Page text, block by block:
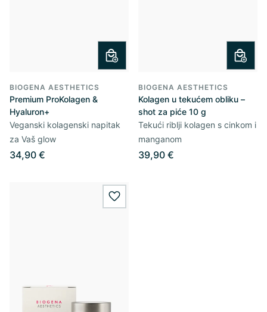
BIOGENA AESTHETICS
Premium ProKolagen &
Hyaluron+
Veganski kolagenski napitak
za Vaš glow
34,90 €
BIOGENA AESTHETICS
Kolagen u tekućem obliku –
shot za piće 10 g
Tekući riblji kolagen s cinkom i
manganom
39,90 €
wishlist.add